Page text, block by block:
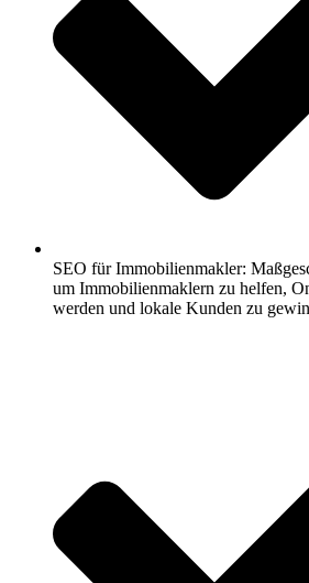
SEO für Immobilienmakler:
um Immobilienmaklern zu helfen,
werden und lokale Kunden zu